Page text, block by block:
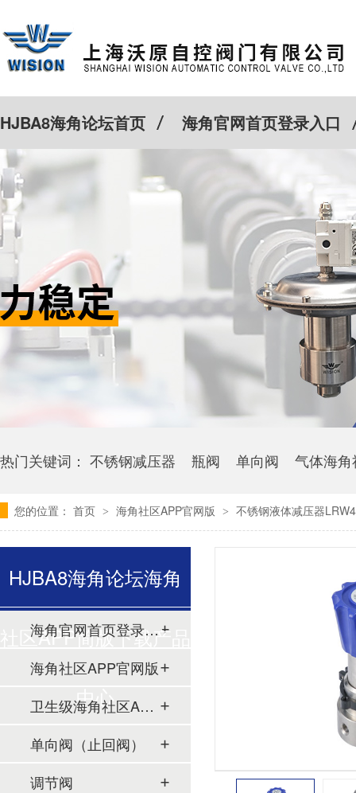
HJBA8海角论坛首页 海角官网首页登录入口
特殊定制 客户案例 Cv计算器
热门关键词： 不锈钢减压器 瓶阀 单向阀 气体海
您的位置： 首页 > 海角社区APP官网版 > 不锈钢液体减压器
HJBA8海角论坛海角
社区APP简版下载产品
中心
海角官网首页登录入口
海角社区APP官网版
卫生级海角社区APP简版下载
单向阀（止回阀）
调节阀